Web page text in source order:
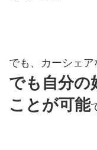
でも、カーシェ
でも自分の
ことが可能